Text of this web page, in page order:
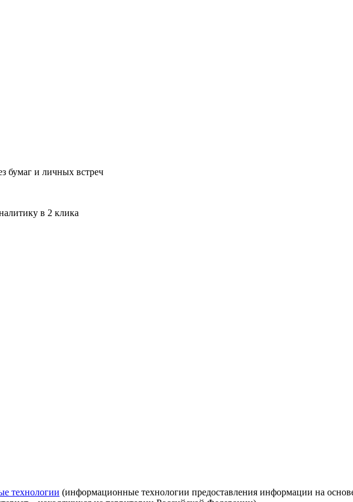
бумаг и личных встреч
в 2 клика
технологии (информационные технологии предоставления информации на